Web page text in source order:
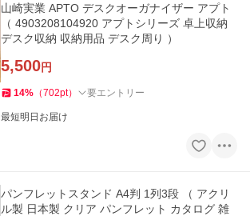
山崎実業 APTO デスクオーガナイザー アプト
（ 4903208104920 アプトシリーズ 卓上収納
デスク収納 収納用品 デスク周り ）
5,500円
14% （702pt） 要エントリー
最短明日お届け
パンフレットスタンド A4判 1列3段 （ アクリ
ル製 日本製 クリア パンフレット カタログ 雑